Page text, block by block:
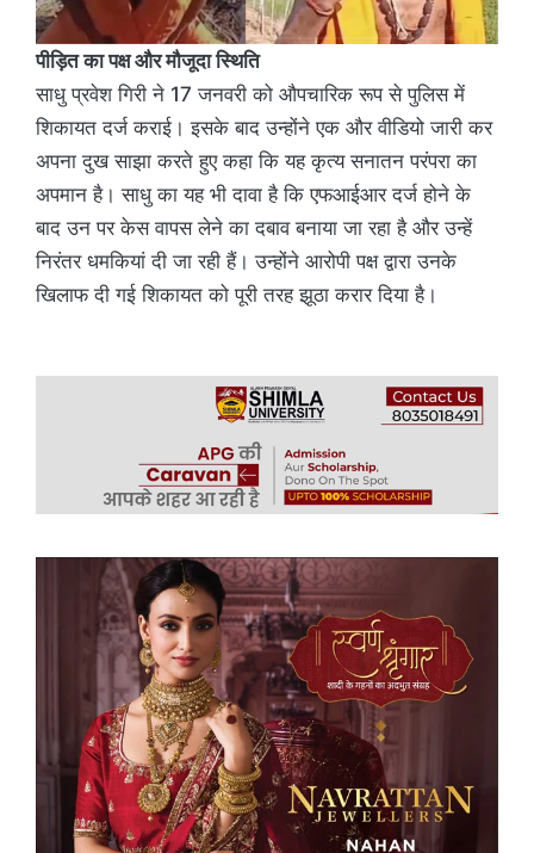
पीड़ित का पक्ष और मौजूदा स्थिति
साधु प्रवेश गिरी ने 17 जनवरी को औपचारिक रूप से पुलिस में
शिकायत दर्ज कराई। इसके बाद उन्होंने एक और वीडियो जारी कर
अपना दुख साझा करते हुए कहा कि यह कृत्य सनातन परंपरा का
अपमान है। साधु का यह भी दावा है कि एफआईआर दर्ज होने के
बाद उन पर केस वापस लेने का दबाव बनाया जा रहा है और उन्हें
निरंतर धमकियां दी जा रही हैं। उन्होंने आरोपी पक्ष द्वारा उनके
खिलाफ दी गई शिकायत को पूरी तरह झूठा करार दिया है।